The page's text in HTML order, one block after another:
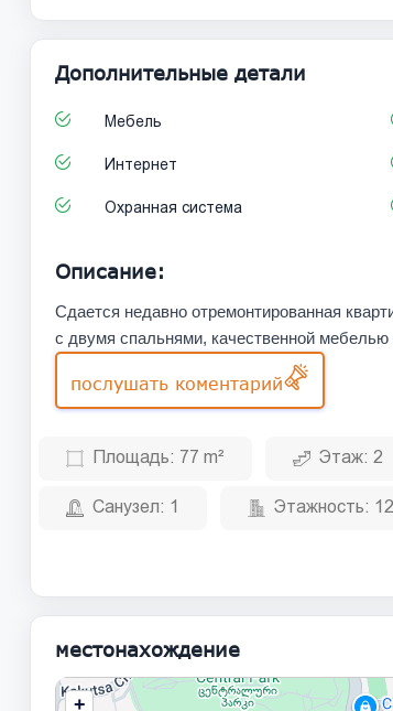
Дополнительные детали
Мебель
Интернет
Охранная система
Описание:
Сдается недавно отремонтированная
с двумя спальнями, качественной мебелью
послушать коментарий
Площадь: 77 m² Этаж: 2
Санузел: 1 Этажность: 12
местонахождение